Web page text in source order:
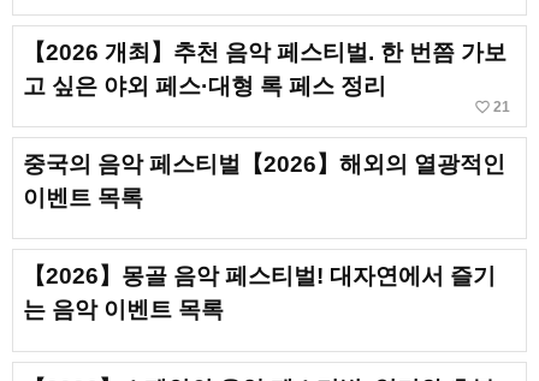
【2026 개최】추천 음악 페스티벌. 한 번쯤 가보
고 싶은 야외 페스·대형 록 페스 정리
favorite_border 21
중국의 음악 페스티벌【2026】해외의 열광적인
이벤트 목록
【2026】몽골 음악 페스티벌! 대자연에서 즐기
는 음악 이벤트 목록